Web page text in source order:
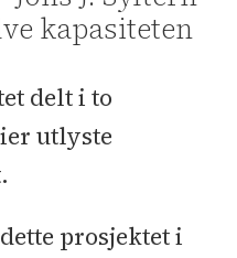
kapasiteten
delt i to
utlyste
prosjektet i